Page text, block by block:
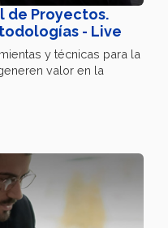
de Proyectos.
- Live
y técnicas para la
valor en la